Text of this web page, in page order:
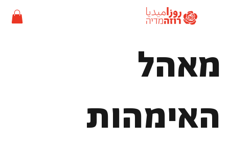
מאהל
האימהות